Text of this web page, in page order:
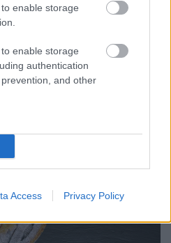
enable storage
enable storage
authentication
and other
Access Privacy Policy
torták